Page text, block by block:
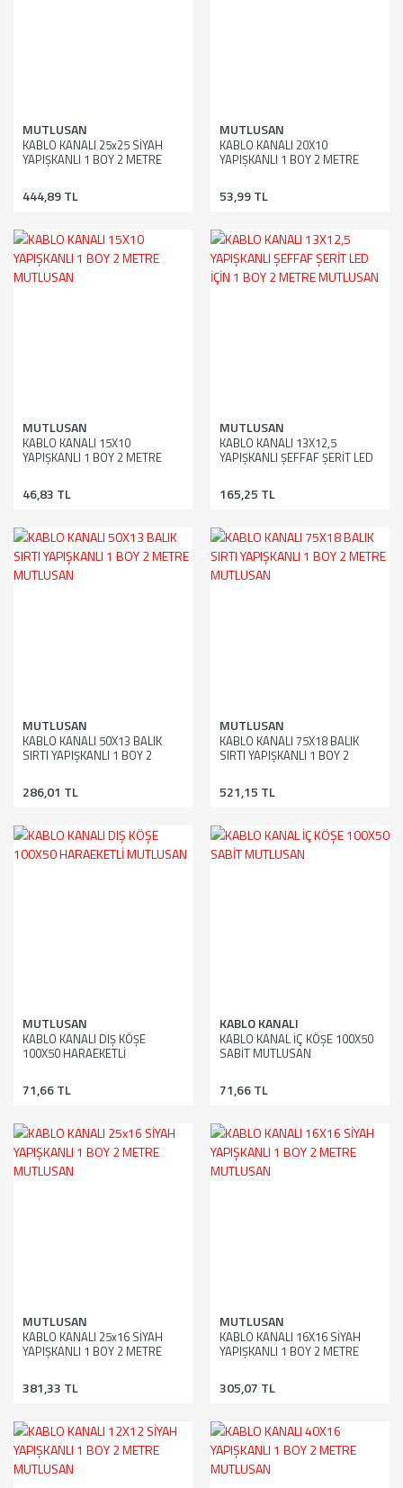
MUTLUSAN
KABLO KANALI 25x25 SİYAH
YAPIŞKANLI 1 BOY 2 METRE
444,89 TL
MUTLUSAN
KABLO KANALI 20X10
YAPIŞKANLI 1 BOY 2 METRE
53,99 TL
MUTLUSAN
KABLO KANALI 15X10
YAPIŞKANLI 1 BOY 2 METRE
46,83 TL
MUTLUSAN
KABLO KANALI 13X12,5
YAPIŞKANLI ŞEFFAF ŞERİT LED
MUTLUSAN
165,25 TL
MUTLUSAN
KABLO KANALI 50X13 BALIK
SIRTI YAPIŞKANLI 1 BOY 2
286,01 TL
MUTLUSAN
KABLO KANALI 75X18 BALIK
SIRTI YAPIŞKANLI 1 BOY 2
521,15 TL
MUTLUSAN
KABLO KANALI DIŞ KÖŞE
100X50 HARAEKETLİ
71,66 TL
KABLO KANALI
KABLO KANAL İÇ KÖŞE 100X50
SABİT MUTLUSAN
71,66 TL
MUTLUSAN
KABLO KANALI 25x16 SİYAH
YAPIŞKANLI 1 BOY 2 METRE
381,33 TL
MUTLUSAN
KABLO KANALI 16X16 SİYAH
YAPIŞKANLI 1 BOY 2 METRE
305,07 TL